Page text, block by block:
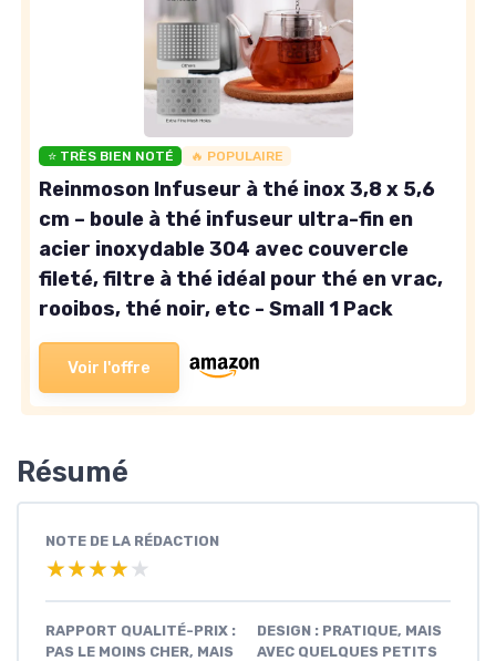
⭐ TRÈS BIEN NOTÉ 🔥 POPULAIRE
Reinmoson Infuseur à thé inox 3,8 x 5,6
cm – boule à thé infuseur ultra-fin en
acier inoxydable 304 avec couvercle
fileté, filtre à thé idéal pour thé en vrac,
rooibos, thé noir, etc - Small 1 Pack
Voir l'offre
Résumé
NOTE DE LA RÉDACTION
★★★★★
★★★★★
RAPPORT QUALITÉ-PRIX :
PAS LE MOINS CHER, MAIS
DESIGN : PRATIQUE, MAIS
AVEC QUELQUES PETITS